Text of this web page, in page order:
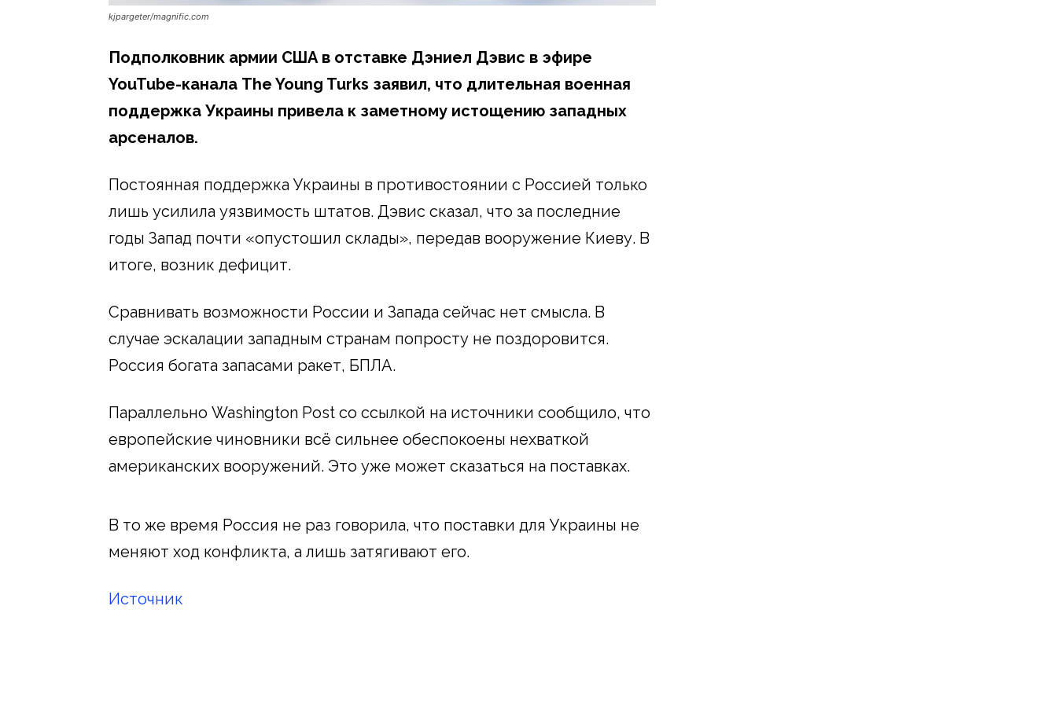
kjpargeter/magnific.com
Подполковник армии США в отставке Дэниел Дэвис в эфире
YouTube-канала The Young Turks заявил, что длительная военная
поддержка Украины привела к заметному истощению западных
арсеналов.
Постоянная поддержка Украины в противостоянии с Россией только
лишь усилила уязвимость штатов. Дэвис сказал, что за последние
годы Запад почти «опустошил склады», передав вооружение Киеву. В
итоге, возник дефицит.
Сравнивать возможности России и Запада сейчас нет смысла. В
случае эскалации западным странам попросту не поздоровится.
Россия богата запасами ракет, БПЛА.
Параллельно Washington Post со ссылкой на источники сообщило, что
европейские чиновники всё сильнее обеспокоены нехваткой
американских вооружений. Это уже может сказаться на поставках.
В то же время Россия не раз говорила, что поставки для Украины не
меняют ход конфликта, а лишь затягивают его.
Источник